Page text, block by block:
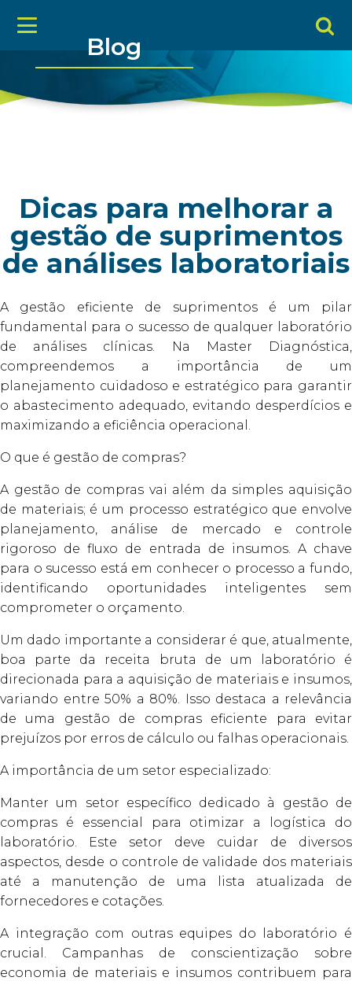
Blog
Dicas para melhorar a
gestão de suprimentos
de análises laboratoriais
A gestão eficiente de suprimentos é um pilar
fundamental para o sucesso de qualquer laboratório
de análises clínicas. Na Master Diagnóstica,
compreendemos a importância de um
planejamento cuidadoso e estratégico para garantir
o abastecimento adequado, evitando desperdícios e
maximizando a eficiência operacional.
O que é gestão de compras?
A gestão de compras vai além da simples aquisição
de materiais; é um processo estratégico que envolve
planejamento, análise de mercado e controle
rigoroso de fluxo de entrada de insumos. A chave
para o sucesso está em conhecer o processo a fundo,
identificando oportunidades inteligentes sem
comprometer o orçamento.
Um dado importante a considerar é que, atualmente,
boa parte da receita bruta de um laboratório é
direcionada para a aquisição de materiais e insumos,
variando entre 50% a 80%. Isso destaca a relevância
de uma gestão de compras eficiente para evitar
prejuízos por erros de cálculo ou falhas operacionais.
A importância de um setor especializado:
Manter um setor específico dedicado à gestão de
compras é essencial para otimizar a logística do
laboratório. Este setor deve cuidar de diversos
aspectos, desde o controle de validade dos materiais
até a manutenção de uma lista atualizada de
fornecedores e cotações.
A integração com outras equipes do laboratório é
crucial. Campanhas de conscientização sobre
economia de materiais e insumos contribuem para